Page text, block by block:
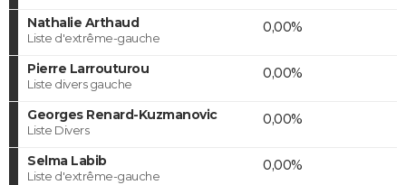
Nathalie Arthaud
Liste d'extrême-gauche
0,00%
Pierre Larrouturou
Liste divers gauche
0,00%
Georges Renard-Kuzmanovic
Liste Divers
0,00%
Selma Labib
Liste d'extrême-gauche
0,00%